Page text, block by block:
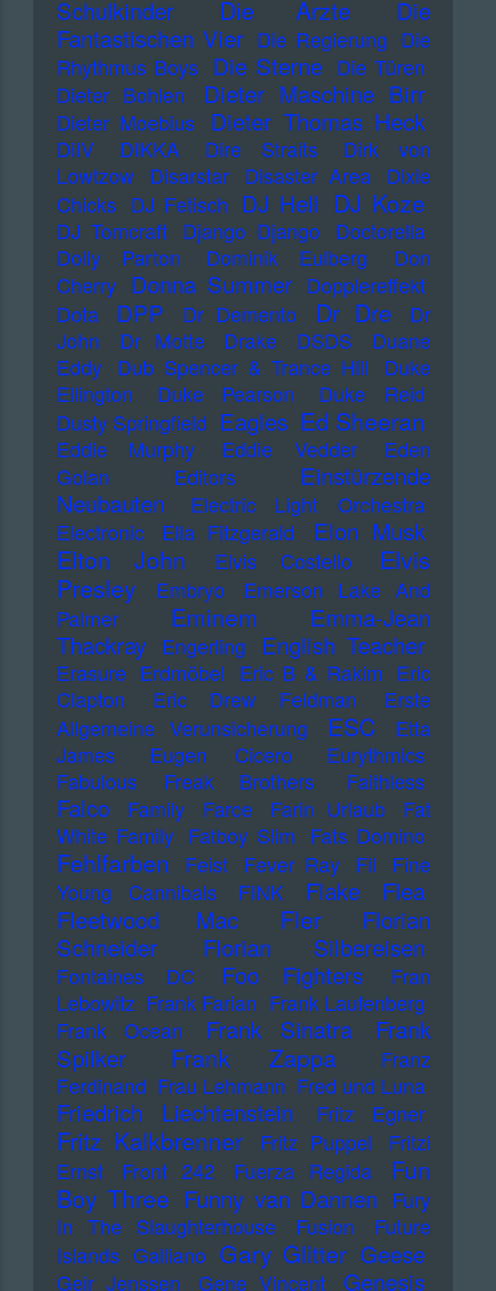
Schulkinder
Die Ärzte
Die
Fantastischen Vier Die Regierung Die
Rhythmus Boys Die Sterne Die Türen
Dieter Bohlen
Dieter Maschine Birr
Dieter Moebius Dieter Thomas Heck
DiIV DIKKA Dire Straits
Dirk von
Lowtzow
Disarstar Disaster Area
Dixie
Chicks DJ Fetisch DJ Hell DJ Koze
DJ Tomcraft Django Django
Doctorella
Dolly Parton
Dominik Eulberg
Don
Cherry Donna Summer Dopplereffekt
Dota
DPP Dr Demento Dr Dre
Dr
John
Dr Motte Drake DSDS
Duane
Eddy
Dub Spencer & Trance Hill
Duke
Ellington
Duke Pearson
Duke Reid
Dusty Springfield Eagles Ed Sheeran
Eddie Murphy Eddie Vedder
Eden
Golan
Editors
Einstürzende
Neubauten
Electric Light Orchestra
Electronic
Ella Fitzgerald Elon Musk
Elton John Elvis Costello
Elvis
Presley
Embryo
Emerson Lake And
Palmer
Eminem
Emma-Jean
Thackray
Engerling English Teacher
Erasure Erdmöbel Eric B & Rakim Eric
Clapton
Eric Drew Feldman
Erste
Allgemeine Verunsicherung
ESC
Etta
James
Eugen Cicero
Eurythmics
Fabulous Freak Brothers
Faithless
Falco Family Farce Farin Urlaub
Fat
White Family Fatboy Slim Fats Domino
Fehlfarben Feist Fever Ray Fil
Fine
Young Cannibals
FINK Flake
Flea
Fleetwood Mac
Fler
Florian
Schneider
Florian Silbereisen
Fontaines DC Foo Fighters
Fran
Lebowitz Frank Farian Frank Laufenberg
Frank Ocean
Frank Sinatra
Frank
Spilker
Frank Zappa
Franz
Ferdinand Frau Lehmann Fred und Luna
Friedrich Liechtenstein Fritz Egner
Fritz Kalkbrenner Fritz Puppel
Fritzi
Ernst
Front 242 Fuerza Regida
Fun
Boy Three Funny van Dannen Fury
In The Slaughterhouse
Fusion
Future
Islands Galliano Gary Glitter Geese
Geir Jenssen Gene Vincent
Genesis